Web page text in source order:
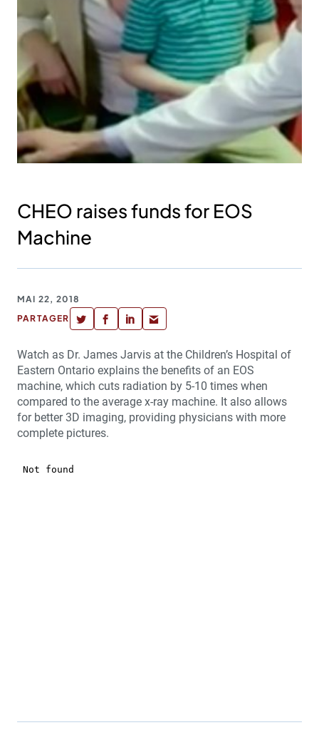
CHEO raises funds for EOS
Machine
MAI 22, 2018
PARTAGER
Watch as Dr. James Jarvis at the Children’s Hospital of
Eastern Ontario explains the benefits of an EOS
machine, which cuts radiation by 5-10 times when
compared to the average x-ray machine. It also allows
for better 3D imaging, providing physicians with more
complete pictures.